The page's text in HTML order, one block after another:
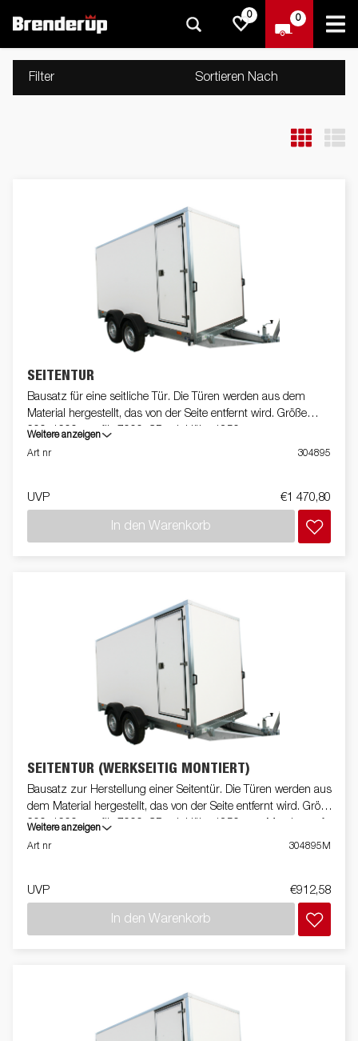
0 0
Filter Sortieren Nach
SEITENTÜR
Bausatz für eine seitliche Tür. Die Türen werden aus dem
Material hergestellt, das von der Seite entfernt wird. Größe
600x1600mm für 7000, CD mit Höhe 1850mm.
Weitere anzeigen
Art nr
304895
UVP €1 470,80
In den Warenkorb
SEITENTÜR (WERKSEITIG MONTIERT)
Bausatz zur Herstellung einer Seitentür. Die Türen werden aus
dem Material hergestellt, das von der Seite entfernt wird. Größe
600x1600mm für 7000, CD mit Höhe 1850mm. Montiert auf
Anhänger
Weitere anzeigen
Art nr
304895M
UVP €912,58
In den Warenkorb